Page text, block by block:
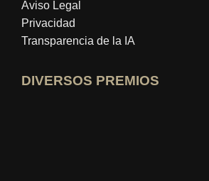
Aviso Legal
Privacidad
Transparencia de la IA
DIVERSOS PREMIOS